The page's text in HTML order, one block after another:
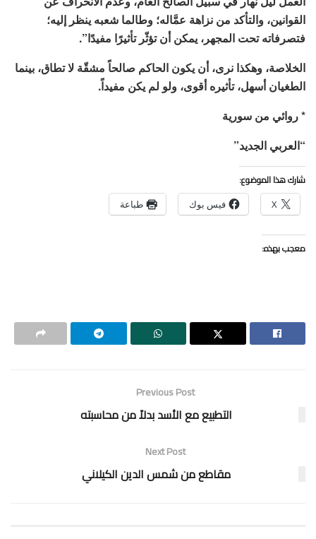
القوانين، والتأكد من نزاهة عمَّاله؛ وطالما شعبه ينظر إليه؛
فتصرفاته تحت المجهر، يمكن أن تؤثّر تأثيرًا مفيدًا”.
الخلاصة، وهكذا نرى، أن يكون الحاكم صالحاً مشقّة لا تطاق، بينما
الطغيان أسهل، تأثيره أقوى، ولو لم يكن مفيداً.
* روائي من سورية
“العربي الجديد”
شارك هذا الموضوع:
X فيس بوك طباعة
معجب بهذه:
Previous Post
التطبيع مع الأسد بدلاً من محاسبته
Next Post
مقاطع من شمس الدين الكيلاني